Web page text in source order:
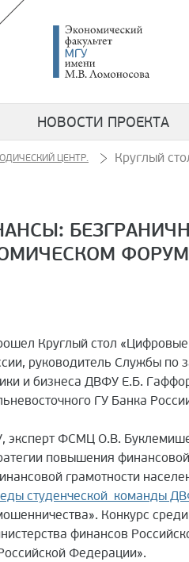
НОВОСТИ ПРОЕКТА
ЦЕНТР.
Круглый
Круглый стол
руководитель Службы
и бизнеса ДВФУ Е.Б.
ГУ Банка
эксперт ФСМЦ О.В.
повышения
грамотности
студенческой команды
Конкурс
финансов
Федерации».